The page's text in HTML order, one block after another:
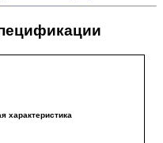
характеристика